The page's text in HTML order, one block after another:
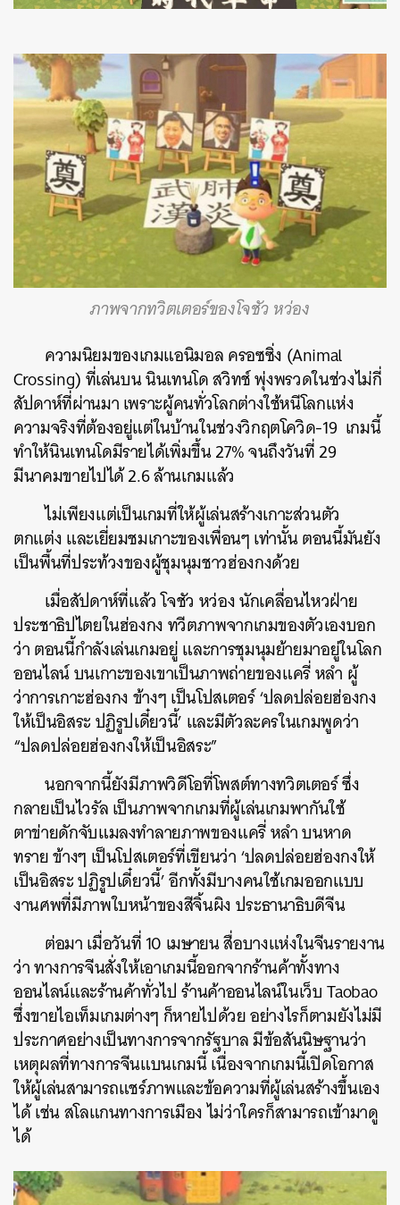
ภาพจากทวิตเตอร์ของโจชัว หว่อง
ความนิยมของเกมแอนิมอล ครอซซิ่ง (Animal
Crossing) ที่เล่นบน นินเทนโด สวิทช์ พุ่งพรวดในช่วงไม่กี่
สัปดาห์ที่ผ่านมา เพราะผู้คนทั่วโลกต่างใช้หนีโลกแห่ง
ความจริงที่ต้องอยู่แต่ในบ้านในช่วงวิกฤตโควิด-19 เกมนี้
ทำให้นินเทนโดมีรายได้เพิ่มขึ้น 27% จนถึงวันที่ 29
มีนาคมขายไปได้ 2.6 ล้านเกมแล้ว
ไม่เพียงแต่เป็นเกมที่ให้ผู้เล่นสร้างเกาะส่วนตัว
ตกแต่ง และเยี่ยมชมเกาะของเพื่อนๆ เท่านั้น ตอนนี้มันยัง
เป็นพื้นที่ประท้วงของผู้ชุมนุมชาวฮ่องกงด้วย
เมื่อสัปดาห์ที่แล้ว โจชัว หว่อง นักเคลื่อนไหวฝ่าย
ประชาธิปไตยในฮ่องกง ทวีตภาพจากเกมของตัวเองบอก
ว่า ตอนนี้กำลังเล่นเกมอยู่ และการชุมนุมย้ายมาอยู่ในโลก
ออนไลน์ บนเกาะของเขาเป็นภาพถ่ายของแครี่ หลำ ผู้
ว่าการเกาะฮ่องกง ข้างๆ เป็นโปสเตอร์ ‘ปลดปล่อยฮ่องกง
ให้เป็นอิสระ ปฏิรูปเดี๋ยวนี้’ และมีตัวละครในเกมพูดว่า
“ปลดปล่อยฮ่องกงให้เป็นอิสระ”
นอกจากนี้ยังมีภาพวิดีโอที่โพสต์ทางทวิตเตอร์ ซึ่ง
กลายเป็นไวรัล เป็นภาพจากเกมที่ผู้เล่นเกมพากันใช้
ตาข่ายดักจับแมลงทำลายภาพของแครี่ หลำ บนหาด
ทราย ข้างๆ เป็นโปสเตอร์ที่เขียนว่า ‘ปลดปล่อยฮ่องกงให้
เป็นอิสระ ปฏิรูปเดี๋ยวนี้’ อีกทั้งมีบางคนใช้เกมออกแบบ
งานศพที่มีภาพใบหน้าของสีจิ้นผิง ประธานาธิบดีจีน
ต่อมา เมื่อวันที่ 10 เมษายน สื่อบางแห่งในจีนรายงาน
ว่า ทางการจีนสั่งให้เอาเกมนี้ออกจากร้านค้าทั้งทาง
ออนไลน์และร้านค้าทั่วไป ร้านค้าออนไลน์ในเว็บ Taobao
ซึ่งขายไอเท็มเกมต่างๆ ก็หายไปด้วย อย่างไรก็ตามยังไม่มี
ประกาศอย่างเป็นทางการจากรัฐบาล มีข้อสันนิษฐานว่า
เหตุผลที่ทางการจีนแบนเกมนี้ เนื่องจากเกมนี้เปิดโอกาส
ให้ผู้เล่นสามารถแชร์ภาพและข้อความที่ผู้เล่นสร้างขึ้นเอง
ได้ เช่น สโลแกนทางการเมือง ไม่ว่าใครก็สามารถเข้ามาดู
ได้